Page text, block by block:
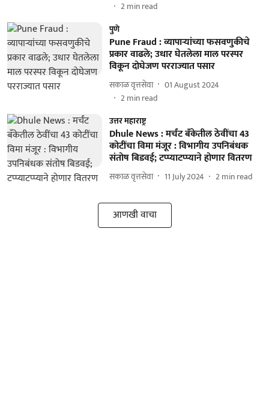
2min read
पुणे
Pune Fraud : व्यापाऱ्यांच्या फसवणुकीचे
प्रकार वाढले; उधार घेतलेला माल परस्पर
विकून दोघेजण परराज्यात पसार
सकाळ वृत्तसेवा
01 August 2024
2min read
उत्तर महाराष्ट्र
Dhule News : मर्चंट बँकेतील ठेवींचा 43
कोटींचा विमा मंजूर : विभागीय उपनिबंधक
संतोष बिडवई; टप्प्याटप्प्याने होणार वितरण
सकाळ वृत्तसेवा 11 July 2024 2min read
आणखी वाचा